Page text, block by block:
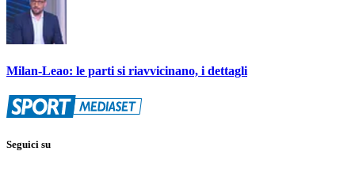
Milan-Leao: le parti si riavvicinano, i dettagli
Seguici su